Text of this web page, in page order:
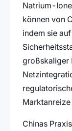
Natrium-
können von
indem sie
großskaliger
Chinas